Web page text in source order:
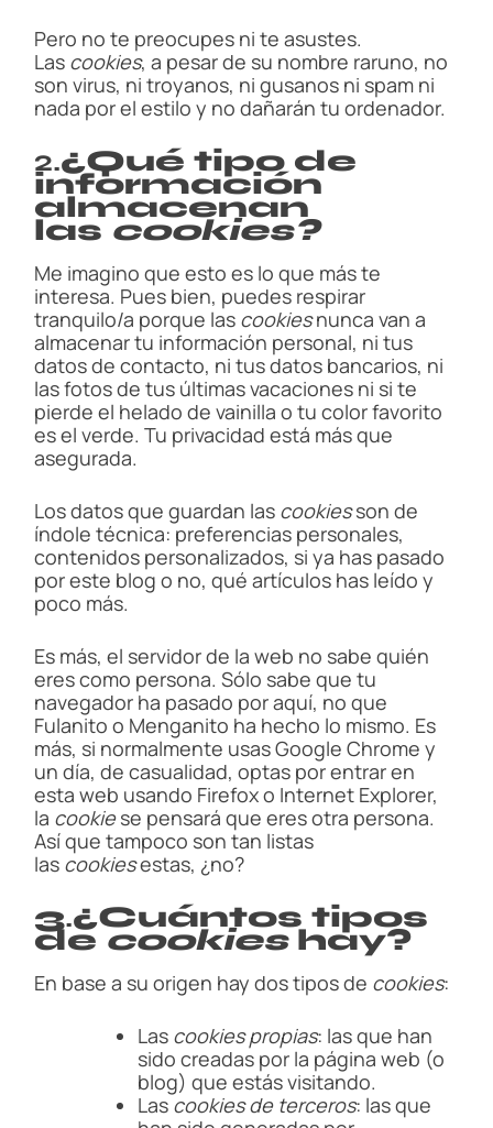
Pero no te preocupes ni te asustes.
Las cookies, a pesar de su nombre raruno, no
son virus, ni troyanos, ni gusanos ni spam ni
nada por el estilo y no dañarán tu ordenador.
2.¿Qué tipo de
información
almacenan
las cookies?
Me imagino que esto es lo que más te
interesa. Pues bien, puedes respirar
tranquilo/a porque las cookiesnunca van a
almacenar tu información personal, ni tus
datos de contacto, ni tus datos bancarios, ni
las fotos de tus últimas vacaciones ni si te
pierde el helado de vainilla o tu color favorito
es el verde. Tu privacidad está más que
asegurada.
Los datos que guardan las cookiesson de
índole técnica: preferencias personales,
contenidos personalizados, si ya has pasado
por este blog o no, qué artículos has leído y
poco más.
Es más, el servidor de la web no sabe quién
eres como persona. Sólo sabe que tu
navegador ha pasado por aquí, no que
Fulanito o Menganito ha hecho lo mismo. Es
más, si normalmente usas Google Chrome y
un día, de casualidad, optas por entrar en
esta web usando Firefox o Internet Explorer,
la cookiese pensará que eres otra persona.
Así que tampoco son tan listas
las cookiesestas, ¿no?
3.¿Cuántos tipos
de cookieshay?
En base a su origen hay dos tipos de cookies:
Las cookies propias: las que han
sido creadas por la página web (o
blog) que estás visitando.
Las cookies de terceros: las que